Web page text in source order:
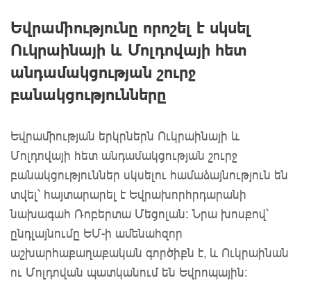
Եվրամիությունը որոշել է սկսել
Ուկրաինայի և Մոլդովայի հետ
անդամակցության շուրջ
բանակցությունները
Եվրամիության երկրներն Ուկրաինայի և
Մոլդովայի հետ անդամակցության շուրջ
բանակցություններ սկսելու համաձայնություն են
տվել՝ հայտարարել է Եվրախորհրդարանի
նախագահ Ռոբերտա Մեցոլան: Նրա խոսքով՝
ընդլայնումը ԵՄ-ի ամենահզոր
աշխարհաքաղաքական գործիքն է, և Ուկրաինան
ու Մոլդովան պատկանում են Եվրոպային: